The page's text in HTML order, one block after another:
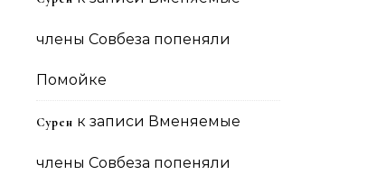
члены Совбеза попеняли
Помойке
Сурен к записи Вменяемые
члены Совбеза попеняли